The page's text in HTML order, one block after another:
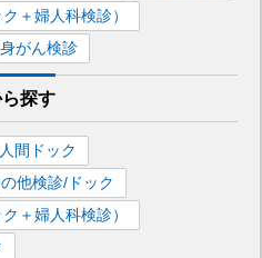
＋婦人科検診）
がん検診
探す
人間ドック
他検診/ドック
＋婦人科検診）